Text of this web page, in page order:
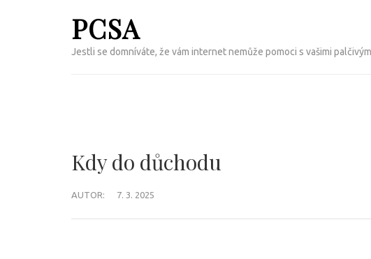
PCSA
Jestli se domníváte, že vám internet nemůže pomoci s vašimi
Kdy do důchodu
AUTOR: 7. 3. 2025